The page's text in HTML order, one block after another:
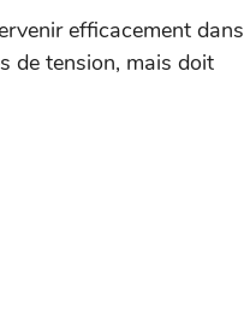
efficacement dans
de tension, mais doit